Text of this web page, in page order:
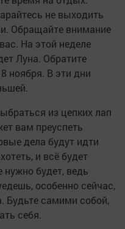
не выходить
Обращайте внимание
На этой неделе
Луна. Обратите
ноября. В эти дни
из цепких лап
вам преуспеть
дела будут идти
и всё будет
будет, ведь
особенно сейчас,
Будьте самими собой,
себя.